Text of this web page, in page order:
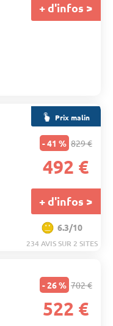
+ d'infos >
Prix malin
- 41 % 829 €
492 €
+ d'infos >
6.3/10
234 AVIS SUR 2 SITES
- 26 % 702 €
522 €